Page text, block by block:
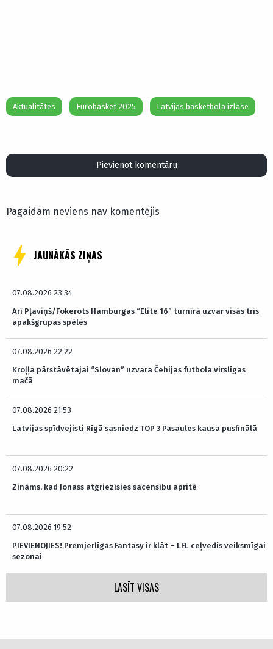
Aktualitātes Eurobasket 2025 Latvijas basketbola izlase
Pievienot komentāru
Pagaidām neviens nav komentējis
JAUNĀKĀS ZIŅAS
07.08.2026 23:34
Arī Pļaviņš/Fokerots Hamburgas “Elite 16” turnīrā uzvar visās trīs
apakšgrupas spēlēs
07.08.2026 22:22
Kroļļa pārstāvētajai “Slovan” uzvara Čehijas futbola virslīgas
mačā
07.08.2026 21:53
Latvijas spīdvejisti Rīgā sasniedz TOP 3 Pasaules kausa pusfinālā
07.08.2026 20:22
Zināms, kad Jonass atgriezīsies sacensību apritē
07.08.2026 19:52
PIEVIENOJIES! Premjerlīgas Fantasy ir klāt – LFL ceļvedis veiksmīgai
sezonai
LASĪT VISAS